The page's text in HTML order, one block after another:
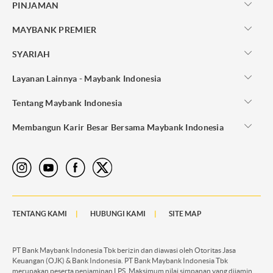
PINJAMAN
MAYBANK PREMIER
SYARIAH
Layanan Lainnya - Maybank Indonesia
Tentang Maybank Indonesia
Membangun Karir Besar Bersama Maybank Indonesia
TENTANG KAMI HUBUNGI KAMI SITE MAP
PT Bank Maybank Indonesia Tbk berizin dan diawasi oleh Otoritas Jasa
Keuangan (OJK) & Bank Indonesia. PT Bank Maybank Indonesia Tbk
merupakan peserta penjaminan LPS. Maksimum nilai simpanan yang dijamin